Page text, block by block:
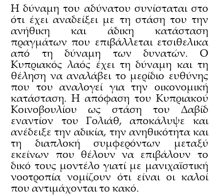
Η δύναμη του αδύνατου συνίσταται στο
ότι έχει αναδείξει με τη στάση του την
ανήθικη και άδικη κατάσταση
πραγμάτων που επιβάλλεται ετσιθελικα
από τη δύναμη των δυνατών. Ο
Κυπριακός λαός έχει τη δύναμη και τη
θέληση να αναλάβει το μερίδιο ευθύνης
που του αναλογεί για την οικονομική
κατάσταση. Η απόφαση του Κυπριακού
Κοινοβουλίου ως στάση του Δαβίδ
εναντίον του Γολιάθ, αποκάλυψε και
ανέδειξε την αδικία, την ανηθικότητα και
τη διαπλοκή συμφερόντων μεταξύ
εκείνων που θέλουν να επιβάλουν το
δικό τους μοντέλο γιατί με μανιχαϊστική
νοοτροπία νομίζουν ότι είναι οι καλοί
που αντιμάχονται το κακό.